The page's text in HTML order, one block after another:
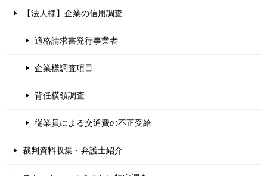
【法人様】企業の信用調査
適格請求書発行事業者
企業様調査項目
背任横領調査
従業員による交通費の不正受給
裁判資料収集・弁護士紹介